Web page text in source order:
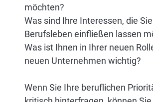
möchten?
Was sind Ihre Interessen, die
Berufsleben einfließen lassen
Was ist Ihnen in Ihrer neuen
neuen Unternehmen wichtig?
Wenn Sie Ihre beruflichen